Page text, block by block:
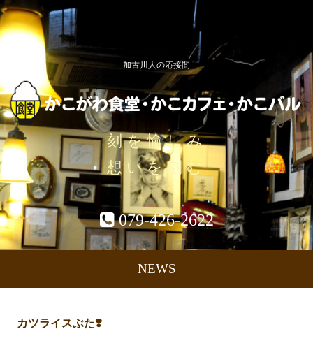
加古川人の応接間
刻を愉しみ
想いを刻む
079-426-2622
NEWS
カツライスぶた❣️